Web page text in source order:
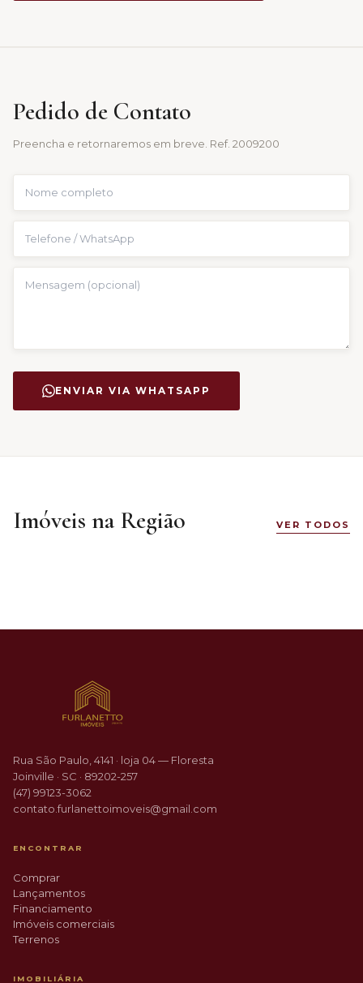
Pedido de Contato
Preencha e retornaremos em breve. Ref. 2009200
ENVIAR VIA WHATSAPP
Imóveis na Região VER TODOS
Rua São Paulo, 4141 · loja 04 — Floresta
Joinville · SC · 89202-257
(47) 99123-3062
contato.furlanettoimoveis@gmail.com
ENCONTRAR
Comprar
Lançamentos
Financiamento
Imóveis comerciais
Terrenos
IMOBILIÁRIA